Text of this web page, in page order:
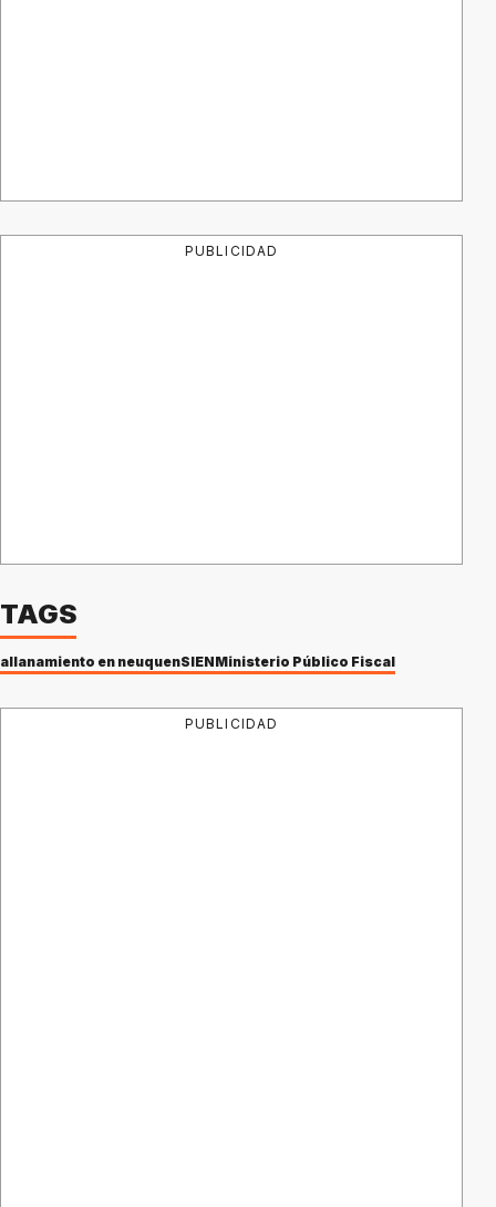
PUBLICIDAD
TAGS
allanamiento en neuquenSIENMinisterio Público Fiscal
PUBLICIDAD